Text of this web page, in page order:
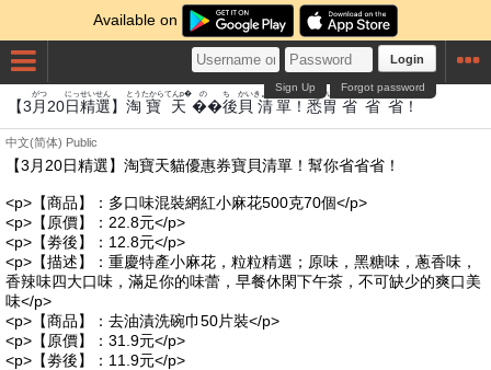
Available on
Login
Forgot password
Sign Up
【3 月
がつ
20日精
にっせい
選
せん
】 淘
とう
寶
たから
天
てんp�
��後
のち
貝
かい
清
きよし
單
たん
！ 悉
しつ
胃
い
省
しょう
省
しょう
省 ！
中文(简体) Public
【3月20日精選】淘寶天貓優惠券寶貝清單！幫你省省省！
<p>【商品】：多口味混裝網紅小麻花500克70個</p>
<p>【原價】：22.8元</p>
<p>【劵後】：12.8元</p>
<p>【描述】：重慶特產小麻花，粒粒精選；原味，黑糖味，蔥香味，
香辣味四大口味，滿足你的味蕾，早餐休閑下午茶，不可缺少的爽口美
味</p>
<p>【商品】：去油漬洗碗巾50片裝</p>
<p>【原價】：31.9元</p>
<p>【劵後】：11.9元</p>